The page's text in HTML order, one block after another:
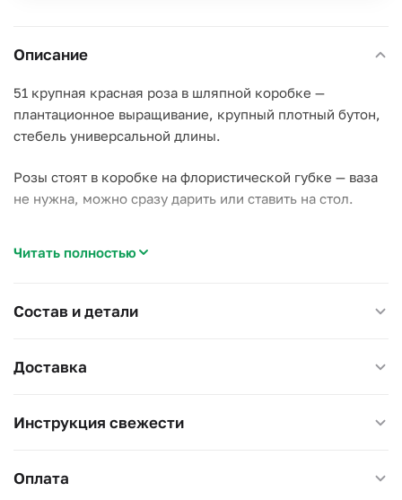
Описание
51 крупная красная роза в шляпной коробке —
плантационное выращивание, крупный плотный бутон,
стебель универсальной длины.
Розы стоят в коробке на флористической губке — ваза
не нужна, можно сразу дарить или ставить на стол.
–51 стебель— объём выглядит солидно, получатель
– Крупный бутон
дней, коробку сразу можно ставить на стол.
— количество и формат коробки говорят сами за себя.
Поливайте губку раз в 1–2 дня, не давайте пересыхать.
Читать полностью
Состав и детали
Доставка
Инструкция свежести
Оплата